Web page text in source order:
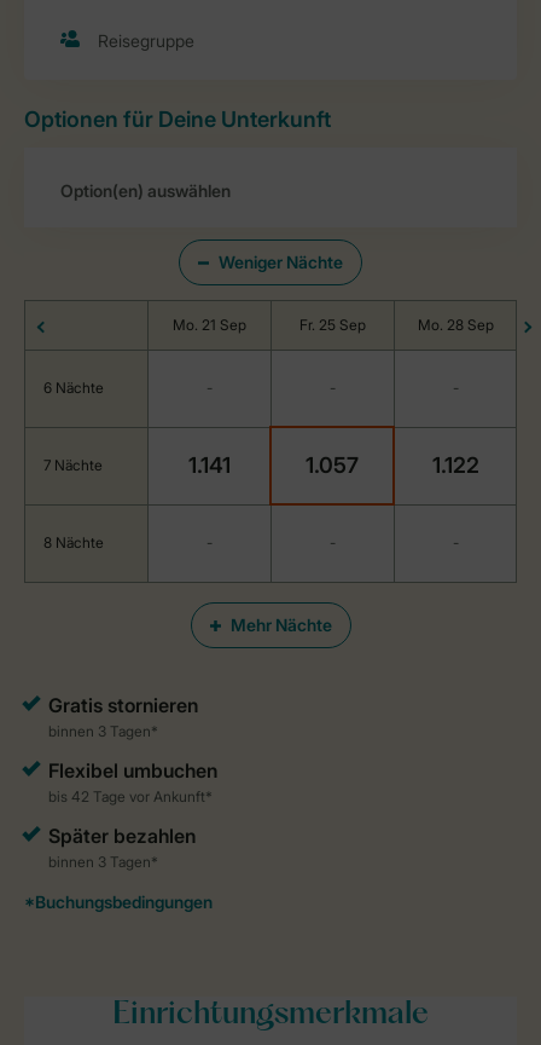
Optionen für Deine Unterkunft
Weniger Nächte
Mehr Nächte
Mo. 21 Sep Fr. 25 Sep Mo. 28 Sep
6 Nächte - - -
7 Nächte 1.141 1.057 1.122
8 Nächte - - -
Einrichtungsmerkmale